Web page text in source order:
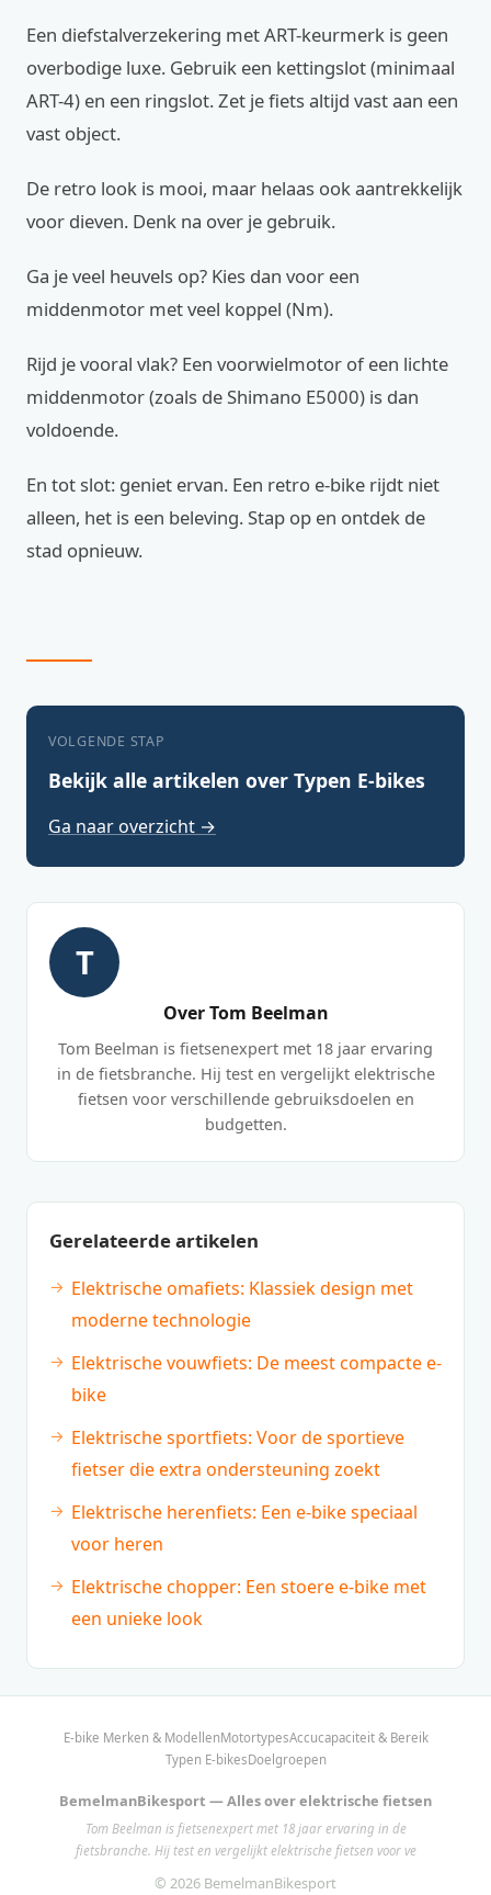
Een diefstalverzekering met ART-keurmerk is geen
overbodige luxe. Gebruik een kettingslot (minimaal
ART-4) en een ringslot. Zet je fiets altijd vast aan een
vast object.
De retro look is mooi, maar helaas ook aantrekkelijk
voor dieven. Denk na over je gebruik.
Ga je veel heuvels op? Kies dan voor een
middenmotor met veel koppel (Nm).
Rijd je vooral vlak? Een voorwielmotor of een lichte
middenmotor (zoals de Shimano E5000) is dan
voldoende.
En tot slot: geniet ervan. Een retro e-bike rijdt niet
alleen, het is een beleving. Stap op en ontdek de
stad opnieuw.
VOLGENDE STAP
Bekijk alle artikelen over Typen E-bikes
Ga naar overzicht →
T
Over Tom Beelman
Tom Beelman is fietsenexpert met 18 jaar ervaring
in de fietsbranche. Hij test en vergelijkt elektrische
fietsen voor verschillende gebruiksdoelen en
budgetten.
Gerelateerde artikelen
Elektrische omafiets: Klassiek design met
moderne technologie
Elektrische vouwfiets: De meest compacte e-
bike
Elektrische sportfiets: Voor de sportieve
fietser die extra ondersteuning zoekt
Elektrische herenfiets: Een e-bike speciaal
voor heren
Elektrische chopper: Een stoere e-bike met
een unieke look
E-bike Merken & ModellenMotortypesAccucapaciteit & Bereik
Typen E-bikesDoelgroepen
BemelmanBikesport — Alles over elektrische fietsen
Tom Beelman is fietsenexpert met 18 jaar ervaring in de
fietsbranche. Hij test en vergelijkt elektrische fietsen voor ve
© 2026 BemelmanBikesport